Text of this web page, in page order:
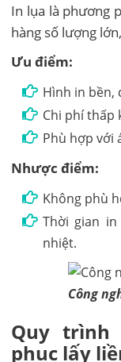
In lụa là phương
hàng số lượng
Ưu điểm:
Hình in bền,
Chi phí thấp
Phù hợp với
Nhược điểm:
Không phù
Thời gian
nhiệt.
Công
Quy
phục lấy